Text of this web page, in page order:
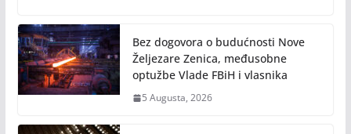
Bez dogovora o budućnosti Nove
Željezare Zenica, međusobne
optužbe Vlade FBiH i vlasnika
5 Augusta, 2026